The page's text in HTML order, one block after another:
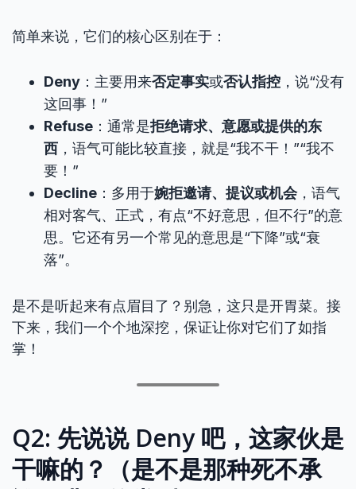
简单来说，它们的核心区别在于：
Deny ：主要用来否定事实或否认指控 ，说“没有
这回事！”
Refuse ：通常是拒绝请求、意愿或提供的东
西 ，语气可能比较直接，就是“我不干！”“我不
要！”
Decline ：多用于婉拒邀请、提议或机会，语气
相对客气、正式，有点“不好意思，但不行”的意
思。它还有另一个常见的意思是“下降”或“衰
落”。
是不是听起来有点眉目了？别急，这只是开胃菜。接
下来，我们一个个地深挖，保证让你对它们了如指
掌！
Q2: 先说说 Deny 吧，这家伙是
干嘛的？（是不是那种死不承